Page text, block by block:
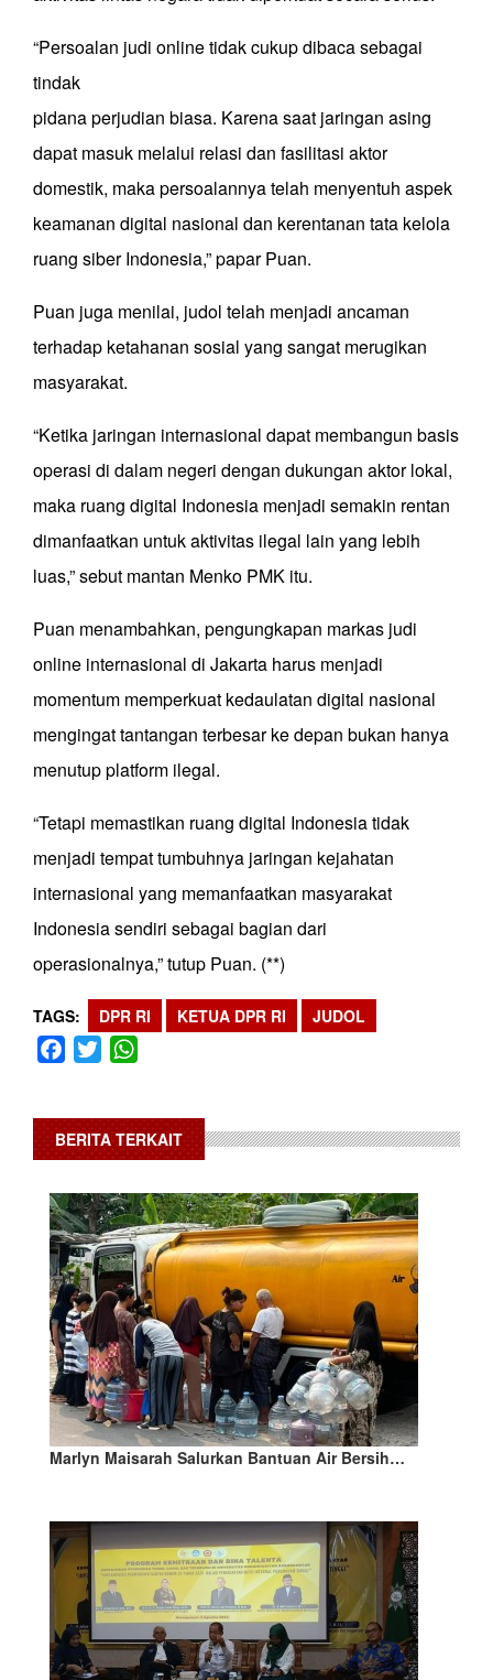
“Persoalan judi online tidak cukup dibaca sebagai
tindak
pidana perjudian biasa. Karena saat jaringan asing
dapat masuk melalui relasi dan fasilitasi aktor
domestik, maka persoalannya telah menyentuh aspek
keamanan digital nasional dan kerentanan tata kelola
ruang siber Indonesia,” papar Puan.
Puan juga menilai, judol telah menjadi ancaman
terhadap ketahanan sosial yang sangat merugikan
masyarakat.
“Ketika jaringan internasional dapat membangun basis
operasi di dalam negeri dengan dukungan aktor lokal,
maka ruang digital Indonesia menjadi semakin rentan
dimanfaatkan untuk aktivitas ilegal lain yang lebih
luas,” sebut mantan Menko PMK itu.
Puan menambahkan, pengungkapan markas judi
online internasional di Jakarta harus menjadi
momentum memperkuat kedaulatan digital nasional
mengingat tantangan terbesar ke depan bukan hanya
menutup platform ilegal.
“Tetapi memastikan ruang digital Indonesia tidak
menjadi tempat tumbuhnya jaringan kejahatan
internasional yang memanfaatkan masyarakat
Indonesia sendiri sebagai bagian dari
operasionalnya,” tutup Puan. (**)
TAGS DPR RI KETUA DPR RI JUDOL
Facebook
Twitter
BERITA TERKAIT
Marlyn Maisarah Salurkan Bantuan Air Bersih…